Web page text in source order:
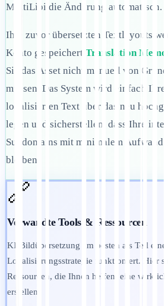
MultiLipi die Änderung automatisch.
Ihre zuvor übersetzten Textlayouts
Konto gespeichert Translation
Sie das Asset nicht manuell von
müssen. Das System wird einfach
lokalisierten Text über das neu
legen und sicherstellen, dass Ihre
Subdomains mit minimalem
bleiben.
🔗
Verwandte Tools & Ressourcen
KI-Bildübersetzung am besten als Teil
Lokalisierungsstrategie funktioniert. Hier
Ressourcen, die Ihnen helfen, eine
erstellen: